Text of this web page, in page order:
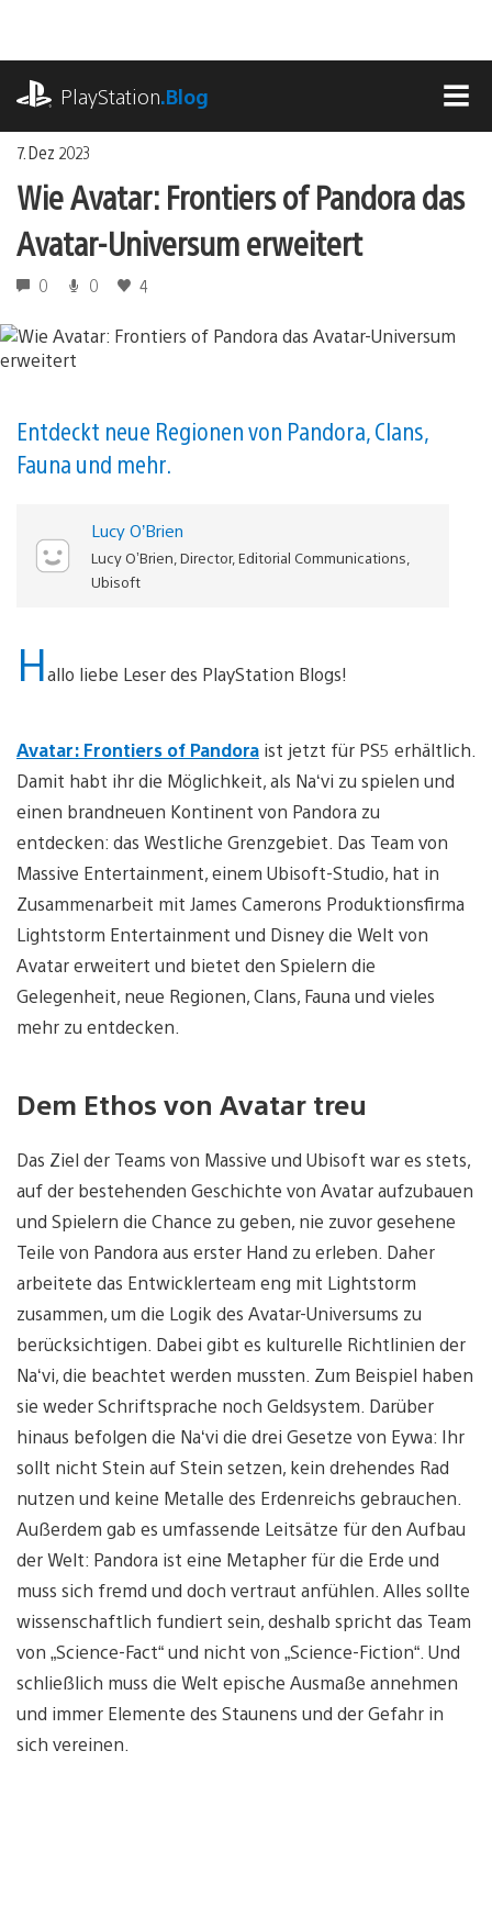
springen
PlayStation.Blog
7. Dez 2023
Wie Avatar: Frontiers of Pandora das
Avatar-Universum erweitert
0 0 4
Entdeckt neue Regionen von Pandora, Clans,
Fauna und mehr.
Lucy O’Brien
Lucy O’Brien, Director, Editorial Communications,
Ubisoft
Hallo liebe Leser des PlayStation Blogs!
Avatar: Frontiers of Pandora ist jetzt für PS5 erhältlich.
Damit habt ihr die Möglichkeit, als Na‘vi zu spielen und
einen brandneuen Kontinent von Pandora zu
entdecken: das Westliche Grenzgebiet. Das Team von
Massive Entertainment, einem Ubisoft-Studio, hat in
Zusammenarbeit mit James Camerons Produktionsfirma
Lightstorm Entertainment und Disney die Welt von
Avatar erweitert und bietet den Spielern die
Gelegenheit, neue Regionen, Clans, Fauna und vieles
mehr zu entdecken.
Dem Ethos von Avatar treu
Das Ziel der Teams von Massive und Ubisoft war es stets,
auf der bestehenden Geschichte von Avatar aufzubauen
und Spielern die Chance zu geben, nie zuvor gesehene
Teile von Pandora aus erster Hand zu erleben. Daher
arbeitete das Entwicklerteam eng mit Lightstorm
zusammen, um die Logik des Avatar-Universums zu
berücksichtigen. Dabei gibt es kulturelle Richtlinien der
Na‘vi, die beachtet werden mussten. Zum Beispiel haben
sie weder Schriftsprache noch Geldsystem. Darüber
hinaus befolgen die Na‘vi die drei Gesetze von Eywa: Ihr
sollt nicht Stein auf Stein setzen, kein drehendes Rad
nutzen und keine Metalle des Erdenreichs gebrauchen.
Außerdem gab es umfassende Leitsätze für den Aufbau
der Welt: Pandora ist eine Metapher für die Erde und
muss sich fremd und doch vertraut anfühlen. Alles sollte
wissenschaftlich fundiert sein, deshalb spricht das Team
von „Science-Fact“ und nicht von „Science-Fiction“. Und
schließlich muss die Welt epische Ausmaße annehmen
und immer Elemente des Staunens und der Gefahr in
sich vereinen.